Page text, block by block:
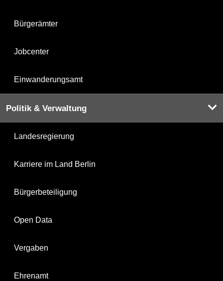
Bürgerämter
Jobcenter
Einwanderungsamt
Politik & Verwaltung
Landesregierung
Karriere im Land Berlin
Bürgerbeteiligung
Open Data
Vergaben
Ehrenamt